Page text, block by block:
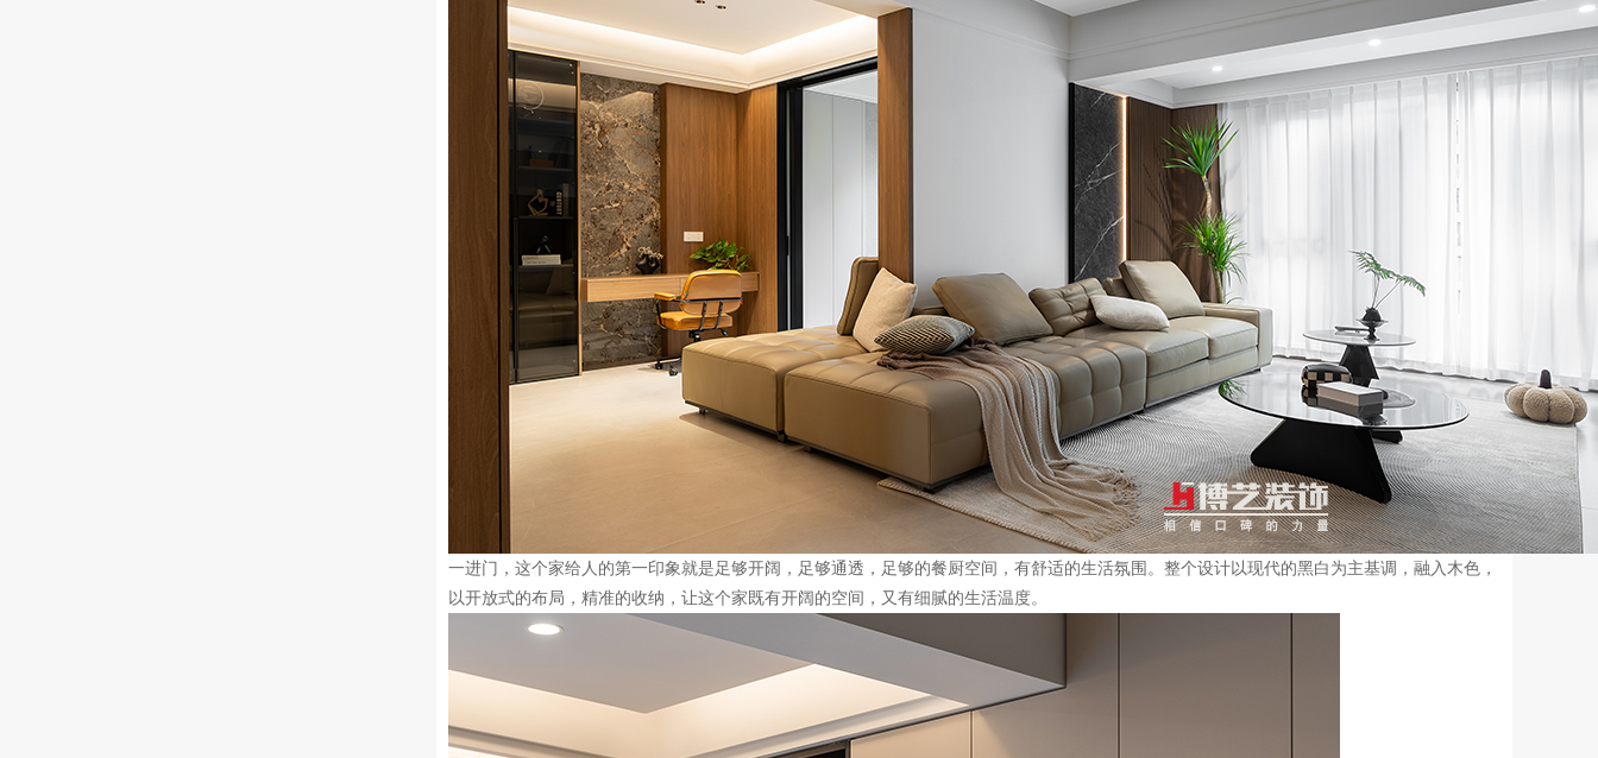
一进门，这个家给人的第一印象就是足够开阔，足够通透，足够的餐厨空间，有舒适的生活氛围。整个设计以现代的黑白为主基调，融入木色，
以开放式的布局，精准的收纳，让这个家既有开阔的空间，又有细腻的生活温度。